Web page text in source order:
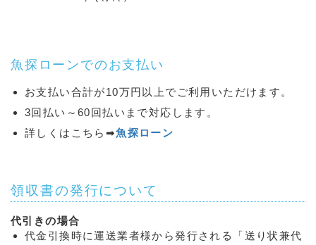
魚探ローンでのお支払い
お支払い合計が10万円以上でご利用いただけます。
3回払い～60回払いまで対応します。
詳しくはこちら➡魚探ローン
領収書の発行について
代引きの場合
代金引換時に運送業者様から発行される「送り状兼代